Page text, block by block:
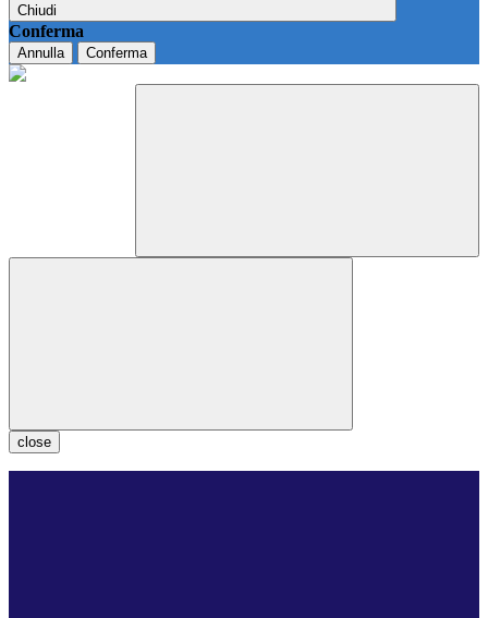
Chiudi
Conferma
Annulla Conferma
close